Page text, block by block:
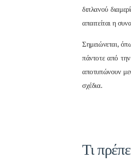
διπλανού
απαιτείται η
Σημειώνεται,
πάντοτε από
αποτυπώνουν
σχέδια.
Τι